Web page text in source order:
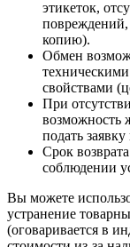
этикеток,
копию).
Обмен
свойствами
При
возможность
подать заявку
Срок
соблюдении
Вы можете
устранение
(оговаривается в